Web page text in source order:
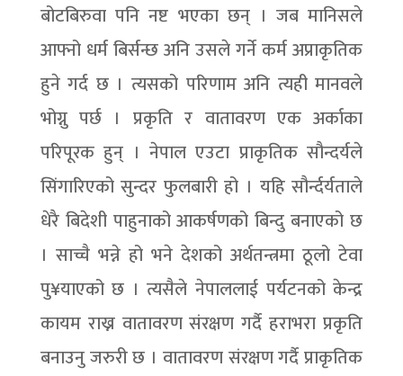
बोटबिरुवा पनि नष्ट भएका छन् । जब मानिसले
आफ्नो धर्म बिर्सन्छ अनि उसले गर्ने कर्म अप्राकृतिक
हुने गर्द छ । त्यसको परिणाम अनि त्यही मानवले
भोग्नु पर्छ । प्रकृति र वातावरण एक अर्काका
परिपूरक हुन् । नेपाल एउटा प्राकृतिक सौन्दर्यले
सिंगारिएको सुन्दर फुलबारी हो । यहि सौर्न्दर्यताले
धेरै बिदेशी पाहुनाको आकर्षणको बिन्दु बनाएको छ
। साच्चै भन्ने हो भने देशको अर्थतन्त्रमा ठूलो टेवा
पु¥याएको छ । त्यसैले नेपाललाई पर्यटनको केन्द्र
कायम राख्न वातावरण संरक्षण गर्दै हराभरा प्रकृति
बनाउनु जरुरी छ । वातावरण संरक्षण गर्दै प्राकृतिक